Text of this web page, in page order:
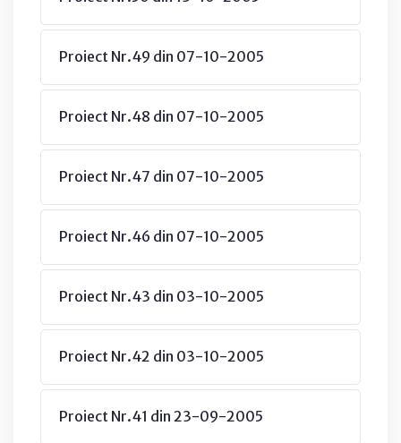
Proiect Nr.49 din 07-10-2005
Proiect Nr.48 din 07-10-2005
Proiect Nr.47 din 07-10-2005
Proiect Nr.46 din 07-10-2005
Proiect Nr.43 din 03-10-2005
Proiect Nr.42 din 03-10-2005
Proiect Nr.41 din 23-09-2005